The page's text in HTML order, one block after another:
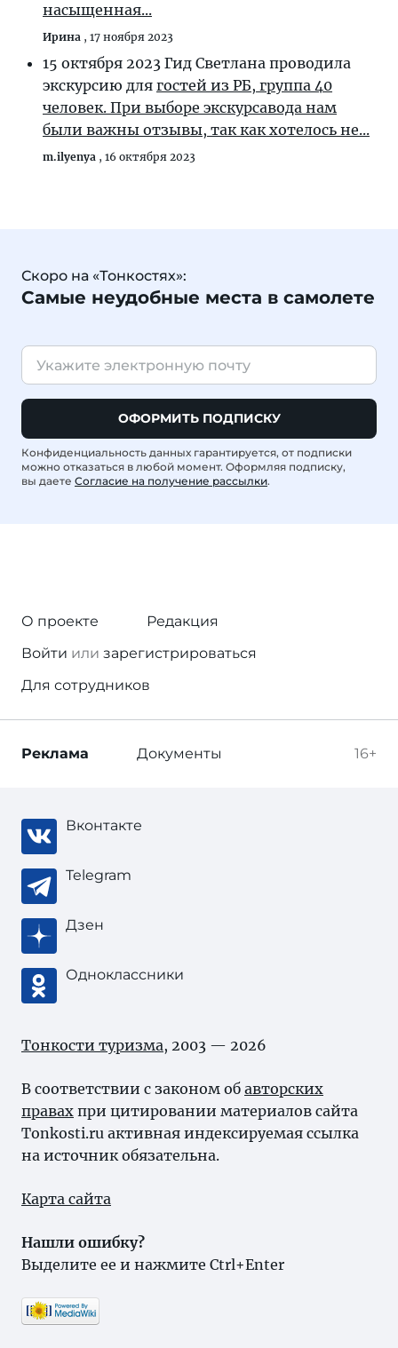
насыщенная...
Ирина , 17 ноября 2023
15 октября 2023 Гид Светлана проводила
экскурсию для гостей из РБ, группа 40
человек. При выборе экскурсавода нам
были важны отзывы, так как хотелось не...
m.ilyenya , 16 октября 2023
Скоро на «Тонкостях»:
Самые неудобные места в самолете
ОФОРМИТЬ ПОДПИСКУ
Конфиденциальность данных гарантируется, от подписки
можно отказаться в любой момент. Оформляя подписку,
вы даете Согласие на получение рассылки.
О проекте
Редакция
Войти или зарегистрироваться
Для сотрудников
16+
Реклама Документы
Вконтакте
Telegram
Дзен
Одноклассники
Тонкости туризма, 2003 — 2026
В соответствии с законом об авторских
правах при цитировании материалов сайта
Tonkosti.ru активная индексируемая ссылка
на источник обязательна.
Карта сайта
Нашли ошибку?
Выделите ее и нажмите Ctrl+Enter